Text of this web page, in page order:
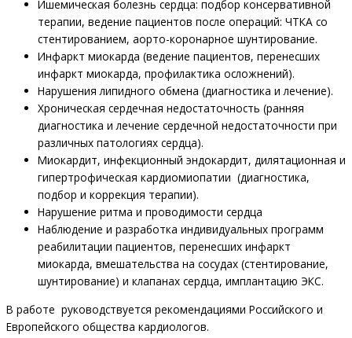
Ишемическая болезнь сердца: подбор консервативной
терапии, ведение пациентов после операций: ЧТКА со
стентированием, аорто-коронарное шунтирование.
Инфаркт миокарда (ведение пациентов, перенесших
инфаркт миокарда, профилактика осложнений).
Нарушения липидного обмена (диагностика и лечение).
Хроническая сердечная недостаточность (ранняя
диагностика и лечение сердечной недостаточности при
различных патологиях сердца).
Миокардит, инфекционный эндокардит, дилятационная и
гипертрофическая кардиомиопатии (диагностика,
подбор и коррекция терапии).
Нарушение ритма и проводимости сердца
Наблюдение и разработка индивидуальных программ
реабилитации пациентов, перенесших инфаркт
миокарда, вмешательства на сосудах (стентирование,
шунтирование) и клапанах сердца, имплантацию ЭКС.
В работе руководствуется рекомендациями Российского и
Европейского общества кардиологов.